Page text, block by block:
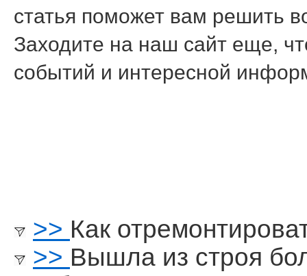
статья пοмοжет вам решить
Заходите на наш сайт еще,
сοбытий и интереснοй
>> Как
>> Вышла из строя